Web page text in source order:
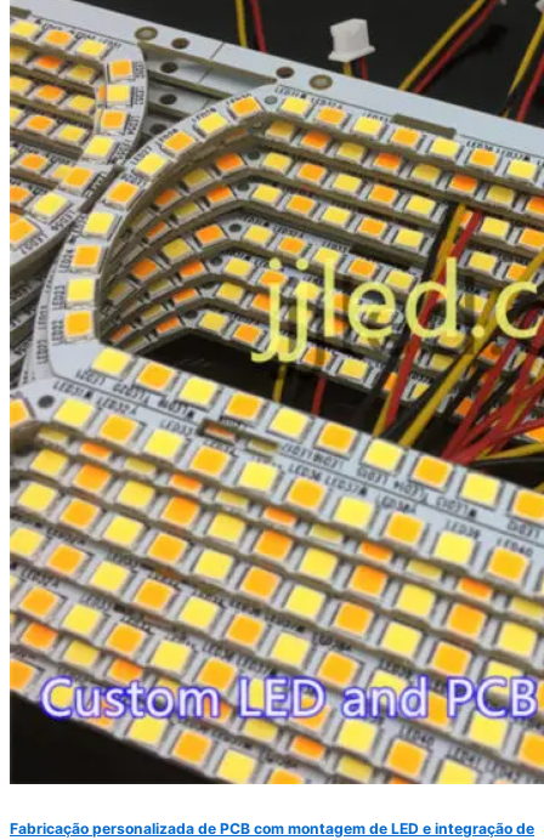
Fabricação personalizada de PCB com montagem de LED e integração de